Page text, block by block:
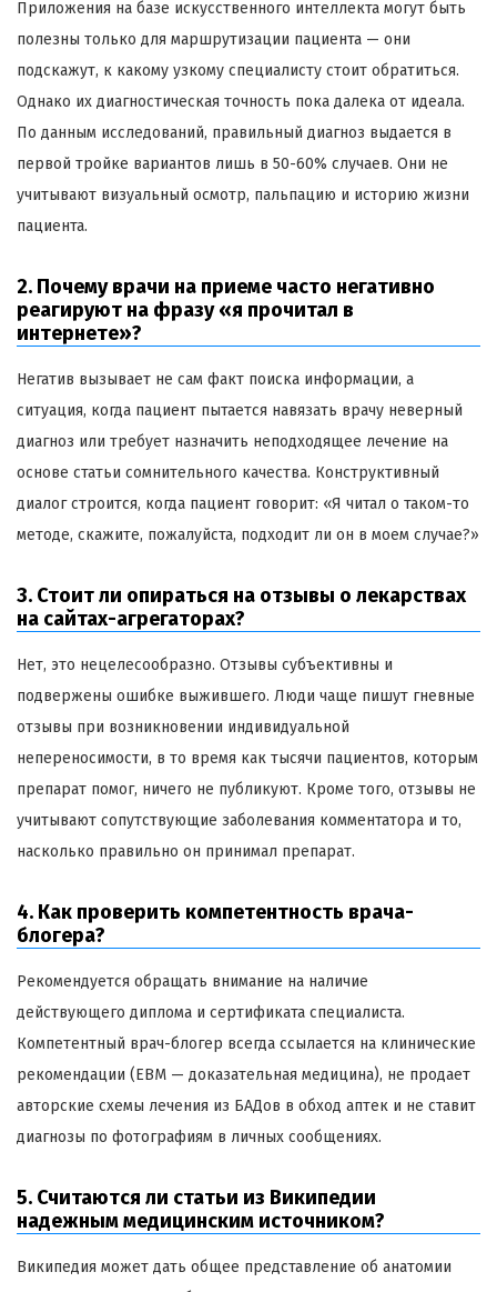
Приложения на базе искусственного интеллекта могут быть
полезны только для маршрутизации пациента — они
подскажут, к какому узкому специалисту стоит обратиться.
Однако их диагностическая точность пока далека от идеала.
По данным исследований, правильный диагноз выдается в
первой тройке вариантов лишь в 50-60% случаев. Они не
учитывают визуальный осмотр, пальпацию и историю жизни
пациента.
2. Почему врачи на приеме часто негативно
реагируют на фразу «я прочитал в
интернете»?
Негатив вызывает не сам факт поиска информации, а
ситуация, когда пациент пытается навязать врачу неверный
диагноз или требует назначить неподходящее лечение на
основе статьи сомнительного качества. Конструктивный
диалог строится, когда пациент говорит: «Я читал о таком-то
методе, скажите, пожалуйста, подходит ли он в моем случае?»
3. Стоит ли опираться на отзывы о лекарствах
на сайтах-агрегаторах?
Нет, это нецелесообразно. Отзывы субъективны и
подвержены ошибке выжившего. Люди чаще пишут гневные
отзывы при возникновении индивидуальной
непереносимости, в то время как тысячи пациентов, которым
препарат помог, ничего не публикуют. Кроме того, отзывы не
учитывают сопутствующие заболевания комментатора и то,
насколько правильно он принимал препарат.
4. Как проверить компетентность врача-
блогера?
Рекомендуется обращать внимание на наличие
действующего диплома и сертификата специалиста.
Компетентный врач-блогер всегда ссылается на клинические
рекомендации (EBM — доказательная медицина), не продает
авторские схемы лечения из БАДов в обход аптек и не ставит
диагнозы по фотографиям в личных сообщениях.
5. Считаются ли статьи из Википедии
надежным медицинским источником?
Википедия может дать общее представление об анатомии